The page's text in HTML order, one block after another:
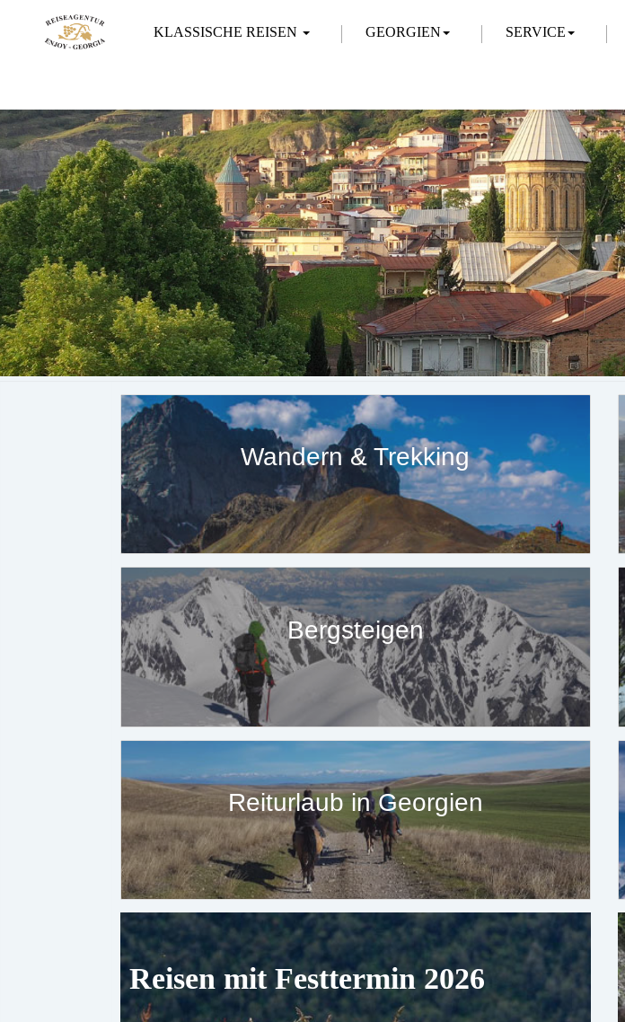
KLASSISCHE REISEN GEORGIEN SERVICE
Wandern & Trekking
Bergsteigen
Reiturlaub in Georgien
Reisen mit Festtermin 2026